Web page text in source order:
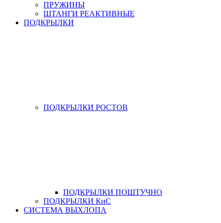
ПРУЖИНЫ
ШТАНГИ РЕАКТИВНЫЕ
ПОДКРЫЛКИ
ПОДКРЫЛКИ РОСТОВ
ПОДКРЫЛКИ ПОШТУЧНО
ПОДКРЫЛКИ КиС
СИСТЕМА ВЫХЛОПА